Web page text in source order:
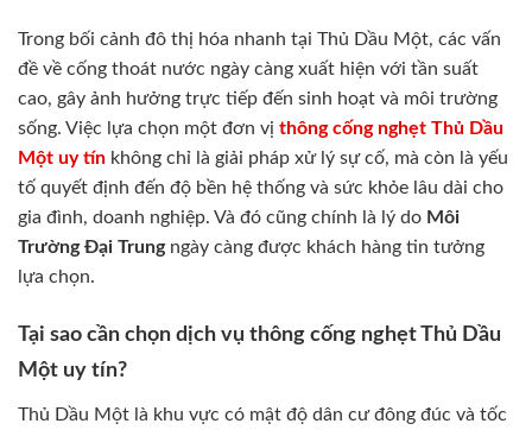
Trong bối cảnh đô thị hóa nhanh tại Thủ Dầu Một, các vấn
đề về cống thoát nước ngày càng xuất hiện với tần suất
cao, gây ảnh hưởng trực tiếp đến sinh hoạt và môi trường
sống. Việc lựa chọn một đơn vị thông cống nghẹt Thủ Dầu
Một uy tín không chỉ là giải pháp xử lý sự cố, mà còn là yếu
tố quyết định đến độ bền hệ thống và sức khỏe lâu dài cho
gia đình, doanh nghiệp. Và đó cũng chính là lý do Môi
Trường Đại Trungngày càng được khách hàng tin tưởng
lựa chọn.
Tại sao cần chọn dịch vụ thông cống nghẹt Thủ Dầu
Một uy tín?
Thủ Dầu Một là khu vực có mật độ dân cư đông đúc và tốc